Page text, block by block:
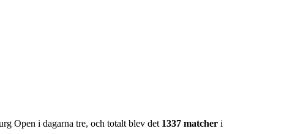
Open i dagarna tre, och totalt blev det 1337 matcher i